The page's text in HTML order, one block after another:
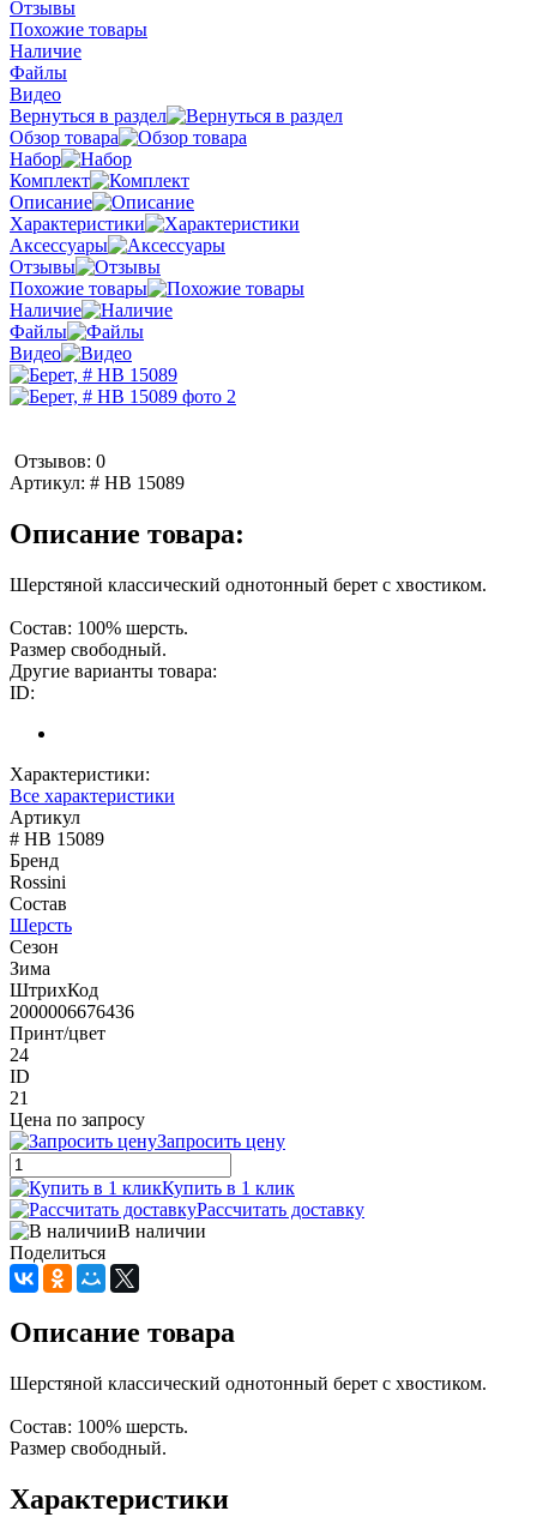
Отзывы
Похожие товары
Наличие
Файлы
Видео
Вернуться в раздел
Обзор товара
Набор
Комплект
Описание
Характеристики
Аксессуары
Отзывы
Похожие товары
Наличие
Файлы
Видео
Отзывов: 0
Артикул: # HB 15089
Описание товара:
Шерстяной классический однотонный берет с хвостиком.
Состав: 100% шерсть.
Размер свободный.
Другие варианты товара:
ID:
Характеристики:
Все характеристики
Артикул
# HB 15089
Бренд
Rossini
Состав
Шерсть
Сезон
Зима
ШтрихКод
2000006676436
Принт/цвет
24
ID
21
Цена по запросу
Запросить цену
Купить в 1 клик
Рассчитать доставку
В наличии
Поделиться
Описание товара
Шерстяной классический однотонный берет с хвостиком.
Состав: 100% шерсть.
Размер свободный.
Характеристики